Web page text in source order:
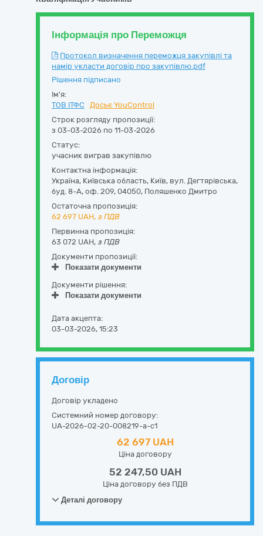
Інформація про Переможця
Протокол визначення переможця закупівлі та
намір укласти договір про закупівлю.pdf
Рішення підписано
Ім'я:
ТОВ ІТФС
Досьє YouControl
Строк розгляду пропозиції:
з 03-03-2026 по 11-03-2026
Статус:
учасник виграв закупівлю
Контактна інформація:
Україна, Київська область, Київ, вул. Дегтярівська,
буд. 8-А, оф. 209, 04050, Поляшенко Дмитро
Остаточна пропозиція:
62 697 UAH, з ПДВ
Первинна пропозиція:
63 072 UAH, з ПДВ
Документи пропозиції:
Показати документи
Документи рішення:
Показати документи
Дата акцепта:
03-03-2026, 15:23
Договір
Договір укладено
Системний номер договору:
UA-2026-02-20-008219-a-c1
62 697 UAH
Ціна договору
52 247,50 UAH
Ціна договору без ПДВ
Деталі договору